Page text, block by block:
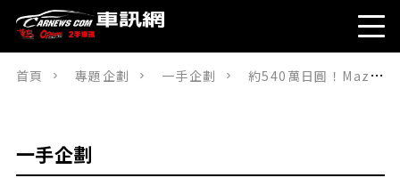
首頁 專題企劃 一手企劃 約540萬日圓！Mazda全新「Mazda2」登場！全長不到4m的「小型Compact Car」！搭載1.5升「直列3缸」Hybrid的「全新」白俄羅斯市場版本是什麼？
一手企劃